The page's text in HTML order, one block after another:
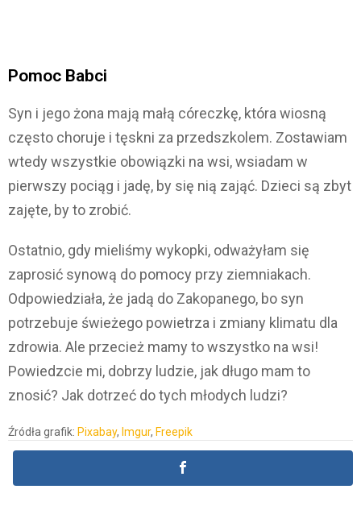
Pomoc Babci
Syn i jego żona mają małą córeczkę, która wiosną
często choruje i tęskni za przedszkolem. Zostawiam
wtedy wszystkie obowiązki na wsi, wsiadam w
pierwszy pociąg i jadę, by się nią zająć. Dzieci są zbyt
zajęte, by to zrobić.
Ostatnio, gdy mieliśmy wykopki, odważyłam się
zaprosić synową do pomocy przy ziemniakach.
Odpowiedziała, że jadą do Zakopanego, bo syn
potrzebuje świeżego powietrza i zmiany klimatu dla
zdrowia. Ale przecież mamy to wszystko na wsi!
Powiedzcie mi, dobrzy ludzie, jak długo mam to
znosić? Jak dotrzeć do tych młodych ludzi?
Źródła grafik: Pixabay, Imgur, Freepik